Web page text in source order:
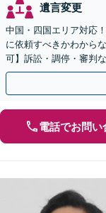
遺言変更
中国・四国エリア対応
に依頼すべきかわから
可】訴訟・調停・審判
相談無料】初回面談の
電話でお問い